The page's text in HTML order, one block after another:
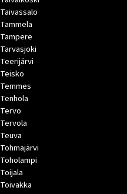
Taivassalo
Tammela
Tampere
Tarvasjoki
Teerijärvi
Teisko
Temmes
Tenhola
Tervo
Tervola
Teuva
Tohmajärvi
Toholampi
Toijala
Toivakka